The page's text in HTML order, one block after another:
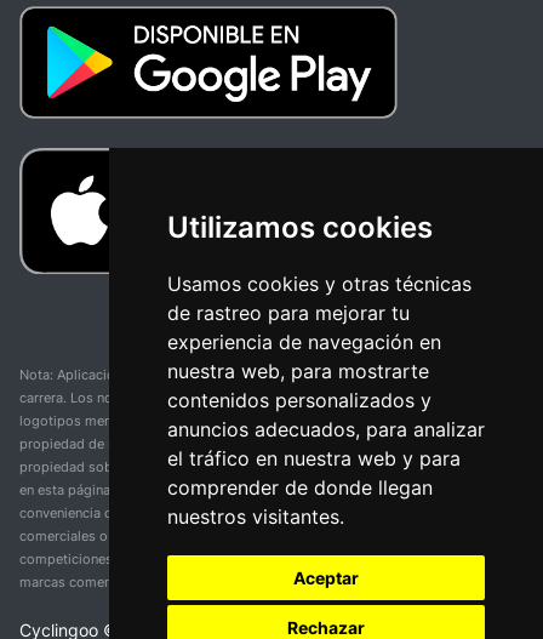
Utilizamos cookies
Usamos cookies y otras técnicas
de rastreo para mejorar tu
experiencia de navegación en
nuestra web, para mostrarte
contenidos personalizados y
anuncios adecuados, para analizar
el tráfico en nuestra web y para
comprender de donde llegan
nuestros visitantes.
Aceptar
Rechazar
Nota: Aplicación y web no oficial y no relacionada con ninguna organización o
carrera. Los nombres de equipos, competiciones, marcas comerciales y
logotipos mencionados en esta página de resultados de ciclismo son
propiedad de sus respectivos dueños. No tenemos afiliación, patrocinio ni
propiedad sobre estas marcas comerciales. Toda la información proporcionada
en esta página se presenta únicamente con fines informativos y para la
conveniencia de nuestros usuarios. Cualquier uso de nombres, marcas
comerciales o logotipos tiene el único propósito de identificar equipos y
competiciones y no implica asociación o respaldo. Todos los derechos de las
marcas comerciales mencionadas aquí pertenecen a sus propietarios legítimos.
Cyclingoo ©